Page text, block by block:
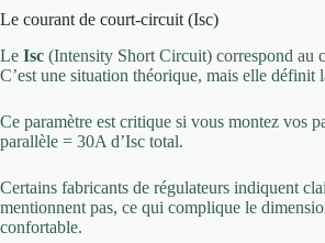
Le courant de court-circuit (Isc)
Le Isc (Intensity Short Circuit) correspond au
C’est une situation théorique, mais elle
Ce paramètre est critique si vous montez vos
parallèle = 30A d’Isc total.
Certains fabricants de régulateurs indiquent
mentionnent pas, ce qui complique le
confortable.